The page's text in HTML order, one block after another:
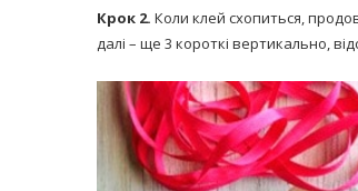
Крок 2. Коли клей схопиться,
далі – ще 3 короткі вертикально,